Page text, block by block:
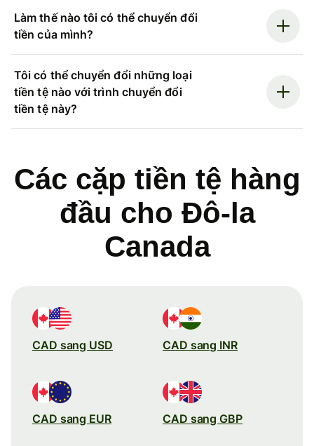
Làm thế nào tôi có thể chuyển đổi
tiền của mình?
Tôi có thể chuyển đổi những loại
tiền tệ nào với trình chuyển đổi
tiền tệ này?
Các cặp tiền tệ hàng
đầu cho Đô-la
Canada
CAD sang USD CAD sang INR
CAD sang EUR CAD sang GBP